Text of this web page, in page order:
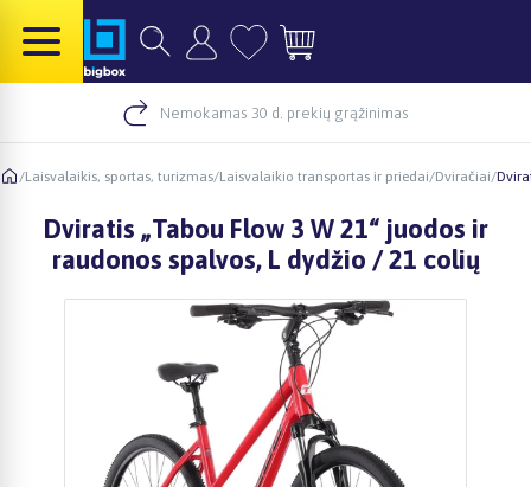
Nemokamas 30 d. prekių grąžinimas
/Laisvalaikis, sportas, turizmas/Laisvalaikio transportas ir priedai/Dviračiai/
Dviratis „Tabou Flow 3 W 21“ juodos ir
raudonos spalvos, L dydžio / 21 colių